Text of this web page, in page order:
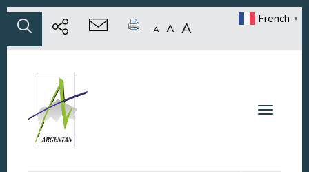
A A A
French ▼
Toggle